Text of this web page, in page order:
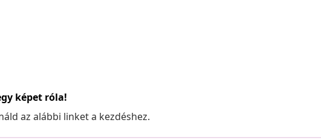
képet róla!
az alábbi linket a kezdéshez.